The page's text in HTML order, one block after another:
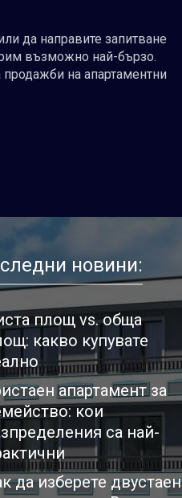
да направите запитване
възможно най-бързо.
на апартаментни
новини:
площ vs. обща
какво купувате
апартамент за
кои
са най-
да изберете двустаен